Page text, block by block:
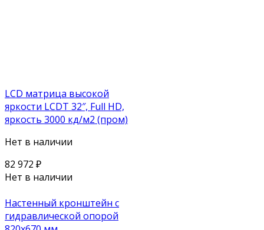
LCD матрица высокой
яркости LCDT 32″, Full HD,
яркость 3000 кд/м2 (пром)
Нет в наличии
82 972 ₽
Нет в наличии
Настенный кронштейн с
гидравлической опорой